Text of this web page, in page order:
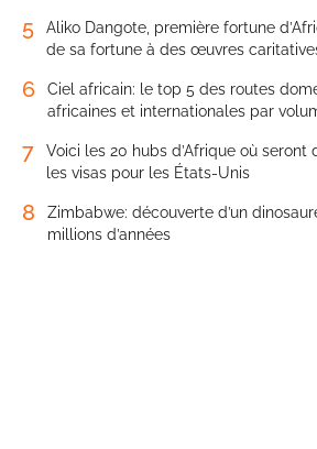
5
Aliko Dangote, première fortune
de sa fortune à des œuvres
6
Ciel africain: le top 5 des routes
africaines et internationales par
7
Voici les 20 hubs d’Afrique où seront
les visas pour les États-Unis
8
Zimbabwe: découverte d’un
millions d’années